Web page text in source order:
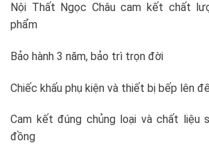
Nội Thất Ngọc Châu cam kết chất
phẩm
Bảo hành 3 năm, bảo trì trọn đời
Chiếc khấu phụ kiện và thiết bị bếp lên
Cam kết đúng chủng loại và chất liệu
đồng